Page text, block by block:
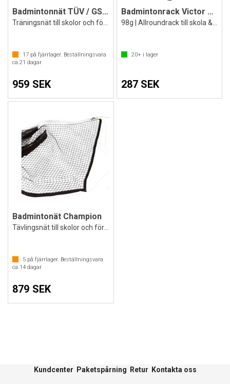
Badmintonnät TÜV / GS certifierat
17 på fjärrlager. Beställningsvara
ca.21 dagar
959 SEK
Badmintonrack Victor Allround
20+i lager
287 SEK
Badmintonät Champion
5 på fjärrlager. Beställningsvara
ca.14 dagar
879 SEK
Kundcenter Paketspårning Retur Kontakta oss